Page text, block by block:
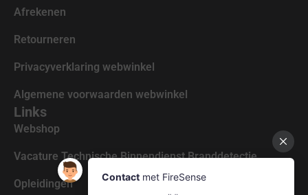
Afrekenen
Retourneren
Privacyverklaring webwinkel
Algemene voorwaarden webwinkel
Links
Webshop
Vacature Technische Binnendienst Branddetectie
Opleidingen